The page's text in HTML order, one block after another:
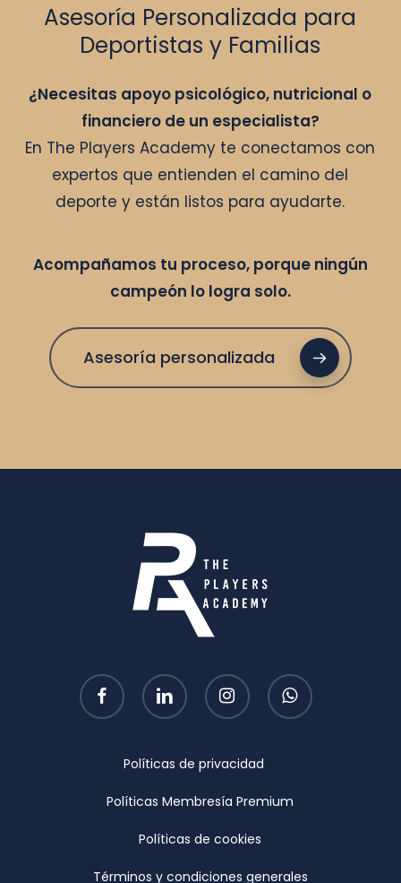
Asesoría Personalizada para
Deportistas y Familias
¿Necesitas apoyo psicológico, nutricional o
financiero de un especialista?
En The Players Academy te conectamos con
expertos que entienden el camino del
deporte y están listos para ayudarte.
Acompañamos tu proceso, porque ningún
campeón lo logra solo.
Asesoría personalizada
facebook linkedin instagram whatsapp
Políticas de privacidad
Políticas Membresía Premium
Políticas de cookies
Términos y condiciones generales